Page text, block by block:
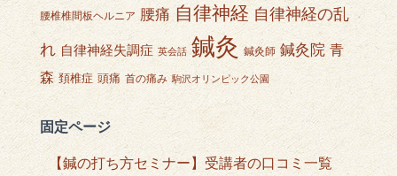
腰椎椎間板ヘルニア 腰痛 自律神経 自律神経の乱
れ 自律神経失調症 英会話 鍼灸 鍼灸師 鍼灸院 青
森 頚椎症 頭痛 首の痛み 駒沢オリンピック公園
固定ページ
【鍼の打ち方セミナー】受講者の口コミ一覧